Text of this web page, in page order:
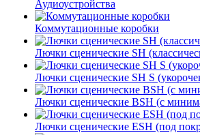
Аудиоустройства
Коммутационные коробки
Лючки сценические SH
Лючки сценические SH S
Лючки сценические BSH (с
Лючки сценические ESH (под